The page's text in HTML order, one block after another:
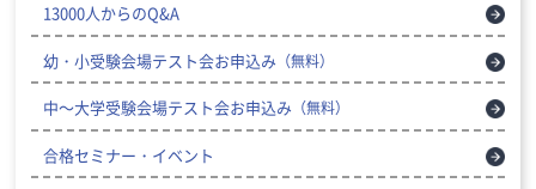
13000人からのQ&A
幼・小受験会場テスト会お申込み （無料）
中～大学受験会場テスト会お申込み （無料）
合格セミナー・イベント